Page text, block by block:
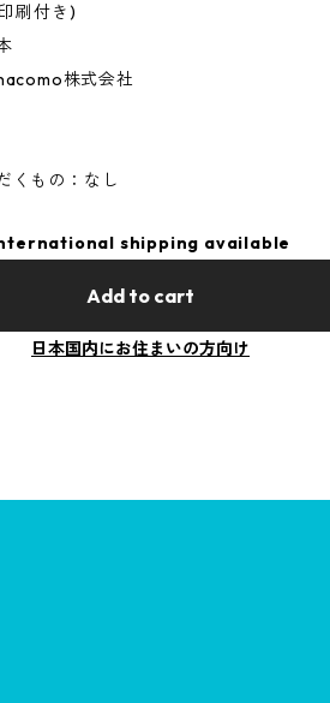
刷付き)
株式会社
くもの：なし
shipping available
Add to cart
日本国内にお住まいの方向け